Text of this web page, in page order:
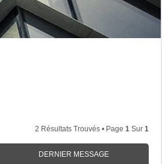
2 Résultats Trouvés • Page 1 Sur 1
DERNIER MESSAGE